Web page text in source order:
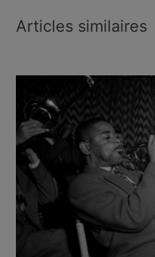
Articles similaires